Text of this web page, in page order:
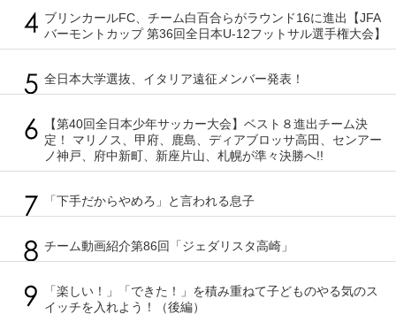
ブリンカールFC、チーム白百合らがラウンド16に進出【JFA
バーモントカップ 第36回全日本U-12フットサル選手権大会】
全日本大学選抜、イタリア遠征メンバー発表！
【第40回全日本少年サッカー大会】ベスト８進出チーム決
定！ マリノス、甲府、鹿島、ディアブロッサ高田、センアー
ノ神戸、府中新町、新座片山、札幌が準々決勝へ!!
「下手だからやめろ」と言われる息子
チーム動画紹介第86回「ジェダリスタ高崎」
「楽しい！」「できた！」を積み重ねて子どものやる気のス
イッチを入れよう！（後編）